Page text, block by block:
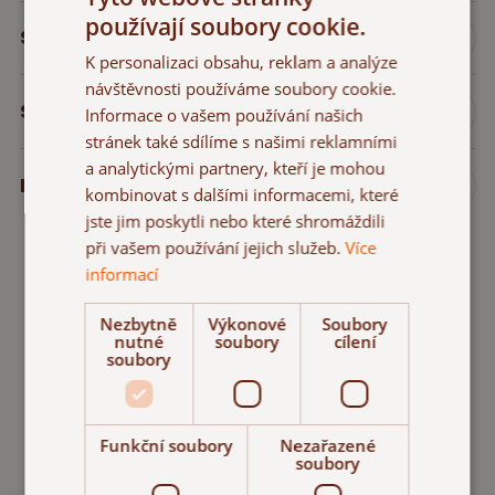
Složení
Skladování
Nutriční hodnoty
používají soubory cookie.
K personalizaci obsahu, reklam a analýze
návštěvnosti používáme soubory cookie.
Informace o vašem používání našich
stránek také sdílíme s našimi reklamními
a analytickými partnery, kteří je mohou
kombinovat s dalšími informacemi, které
jste jim poskytli nebo které shromáždili
při vašem používání jejich služeb.Více
informací
Nezbytně
nutné
soubory
Výkonové
soubory
Soubory
cílení
Funkční soubory
Nezařazené
soubory